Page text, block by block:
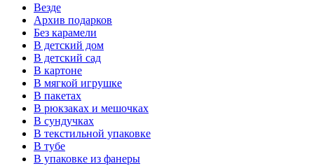
Везде
Архив подарков
Без карамели
В детский дом
В детский сад
В картоне
В мягкой игрушке
В пакетах
В рюкзаках и мешочках
В сундучках
В текстильной упаковке
В тубе
В упаковке из фанеры